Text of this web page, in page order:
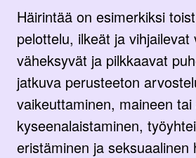
Häirintää on esimerkiksi
pelottelu, ilkeät ja vihjailevat
väheksyvät ja pilkkaavat
jatkuva perusteeton
vaikeuttaminen, maineen
kyseenalaistaminen,
eristäminen ja seksuaalinen